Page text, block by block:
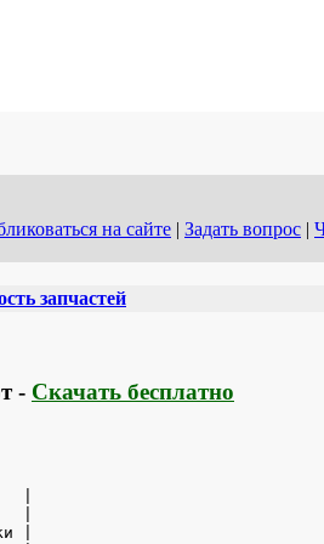
на сайте | Задать вопрос |
запчастей
- Скачать бесплатно
|
|